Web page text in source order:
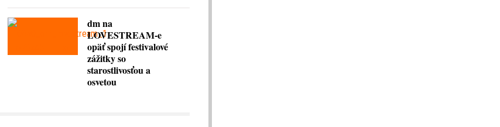
dm na
LOVESTREAM-e
opäť spojí festivalové
zážitky so
starostlivosťou a
osvetou